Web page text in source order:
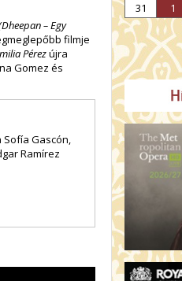
– Egy
filmje
Pérezújra
Gomez és
Sofía Gascón,
Ramírez
31
1